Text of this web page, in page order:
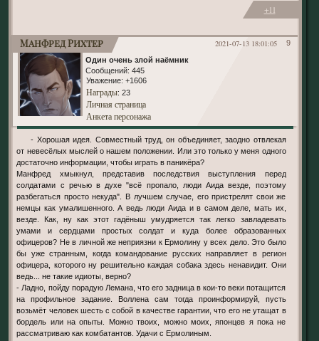
+11
9
2021-07-13 18:01:05
Манфред Рихтер
Один очень злой наёмник
Сообщений: 445
Уважение: +1606
Награды: 23
Личная страница
Анкета персонажа
- Хорошая идея. Совместный труд, он объединяет, заодно отвлекая
от невесёлых мыслей о нашем положении. Или это только у меня одного
достаточно информации, чтобы играть в паникёра?
Манфред хмыкнул, представив последствия выступления перед
солдатами с речью в духе "всё пропало, люди Аида везде, поэтому
разбегаться просто некуда". В лучшем случае, его пристрелят свои же
немцы как умалишенного. А ведь люди Аида и в самом деле, мать их,
везде. Как, ну как этот гадёныш умудряется так легко завладевать
умами и сердцами простых солдат и куда более образованных
офицеров? Не в личной же неприязни к Ермолину у всех дело. Это было
бы уже странным, когда командование русских направляет в регион
офицера, которого ну решительно каждая собака здесь ненавидит. Они
ведь... не такие идиоты, верно?
- Ладно, пойду порадую Лемана, что его задница в кои-то веки потащится
на профильное задание. Воллена сам тогда проинформируй, пусть
возьмёт человек шесть с собой в качестве гарантии, что его не утащат в
бордель или на опыты. Можно твоих, можно моих, японцев я пока не
рассматриваю как комбатантов. Удачи с Ермолиным.